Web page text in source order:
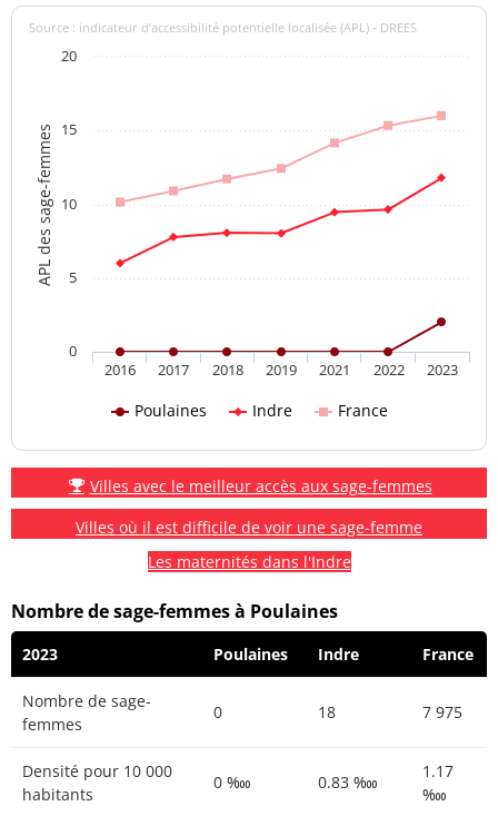
APL des sage-femmes
Source : indicateur d’accessibilité potentielle localisée (APL) - DREES
Poulaines Indre France
2016 2017 2018 2019 2021 2022 2023
0
5
10
15
20
Villes avec le meilleur accès aux sage-femmes
Villes où il est difficile de voir une sage-femme
Les maternités dans l'Indre
Nombre de sage-femmes à Poulaines
2023 Poulaines Indre France
Nombre de sage-
femmes
0 18 7 975
Densité pour 10 000
habitants
0 ‱ 0.83 ‱
1.17
‱